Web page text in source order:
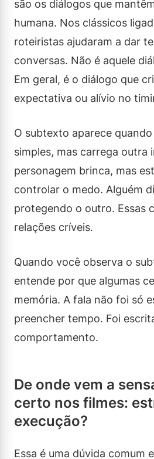
são os diálogos que
humana. Nos clássicos
roteiristas ajudaram a dar
conversas. Não é aquele
Em geral, é o diálogo que
expectativa ou alívio no
O subtexto aparece
simples, mas carrega outra
personagem brinca, mas
controlar o medo. Alguém
protegendo o outro. Essas
relações críveis.
Quando você observa o
entende por que algumas
memória. A fala não foi só
preencher tempo. Foi
comportamento.
De onde vem a
certo nos filmes:
execução?
Essa é uma dúvida comum